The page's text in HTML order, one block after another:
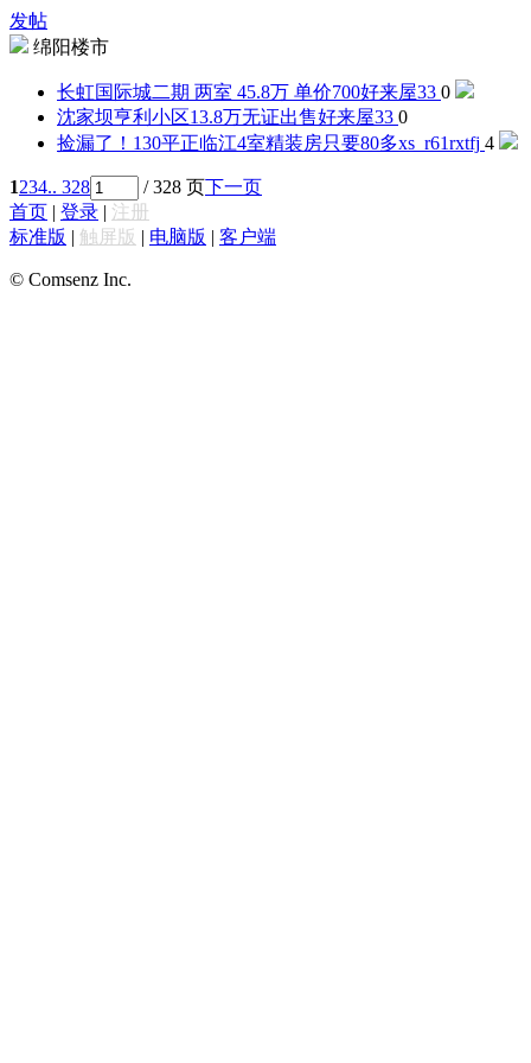
发帖
绵阳楼市
长虹国际城二期 两室 45.8万 单价700好来屋33 0
沈家坝亨利小区13.8万无证出售好来屋33 0
捡漏了！130平正临江4室精装房只要80多xs_r61rxtfj 4
1234.. 328 / 328 页下一页
首页 | 登录 | 注册
标准版 | 触屏版 | 电脑版 | 客户端
© Comsenz Inc.